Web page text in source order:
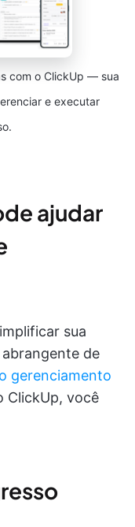
com o ClickUp — sua
e executar
ajudar
sua
de
o gerenciamento
ClickUp, você